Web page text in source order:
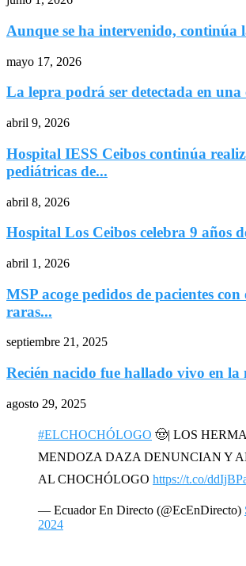
Aunque se ha intervenido, continúa
mayo 17, 2026
La lepra podrá ser detectada en una
abril 9, 2026
Hospital IESS Ceibos continúa
pediátricas de...
abril 8, 2026
Hospital Los Ceibos celebra 9 años
abril 1, 2026
MSP acoge pedidos de pacientes con
raras...
septiembre 21, 2025
Recién nacido fue hallado vivo en la
agosto 29, 2025
#ELCHOCHÓLOGO 🤠| LOS
MENDOZA DAZA DENUNCIAN Y
AL CHOCHÓLOGO https://t.co/
— Ecuador En Directo (@EcEnDirecto)
2024